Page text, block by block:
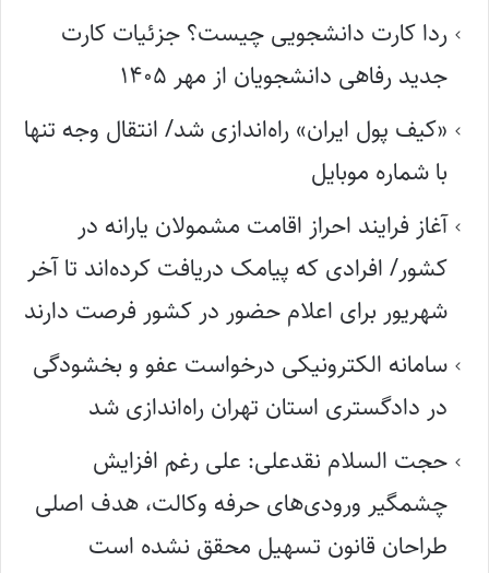
ردا کارت دانشجویی چیست؟ جزئیات کارت
جدید رفاهی دانشجویان از مهر ۱۴۰۵
«کیف پول ایران» راه‌اندازی شد/ انتقال وجه تنها
با شماره موبایل
آغاز فرایند احراز اقامت مشمولان یارانه در
کشور/ افرادی که پیامک دریافت کرده‌اند تا آخر
شهریور برای اعلام حضور در کشور فرصت دارند
سامانه الکترونیکی درخواست عفو و بخشودگی
در دادگستری استان تهران راه‌اندازی شد
حجت السلام نقدعلی: علی رغم افزایش
چشمگیر ورودی‌های حرفه وکالت، هدف اصلی
طراحان قانون تسهیل محقق نشده است